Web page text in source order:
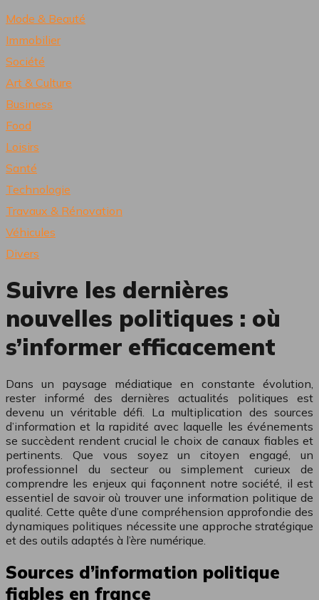
Mode & Beauté
Immobilier
Société
Art & Culture
Business
Food
Loisirs
Santé
Technologie
Travaux & Rénovation
Véhicules
Divers
Suivre les dernières
nouvelles politiques : où
s’informer efficacement
Dans un paysage médiatique en constante évolution,
rester informé des dernières actualités politiques est
devenu un véritable défi. La multiplication des sources
d’information et la rapidité avec laquelle les événements
se succèdent rendent crucial le choix de canaux fiables et
pertinents. Que vous soyez un citoyen engagé, un
professionnel du secteur ou simplement curieux de
comprendre les enjeux qui façonnent notre société, il est
essentiel de savoir où trouver une information politique de
qualité. Cette quête d’une compréhension approfondie des
dynamiques politiques nécessite une approche stratégique
et des outils adaptés à l’ère numérique.
Sources d’information politique
fiables en france